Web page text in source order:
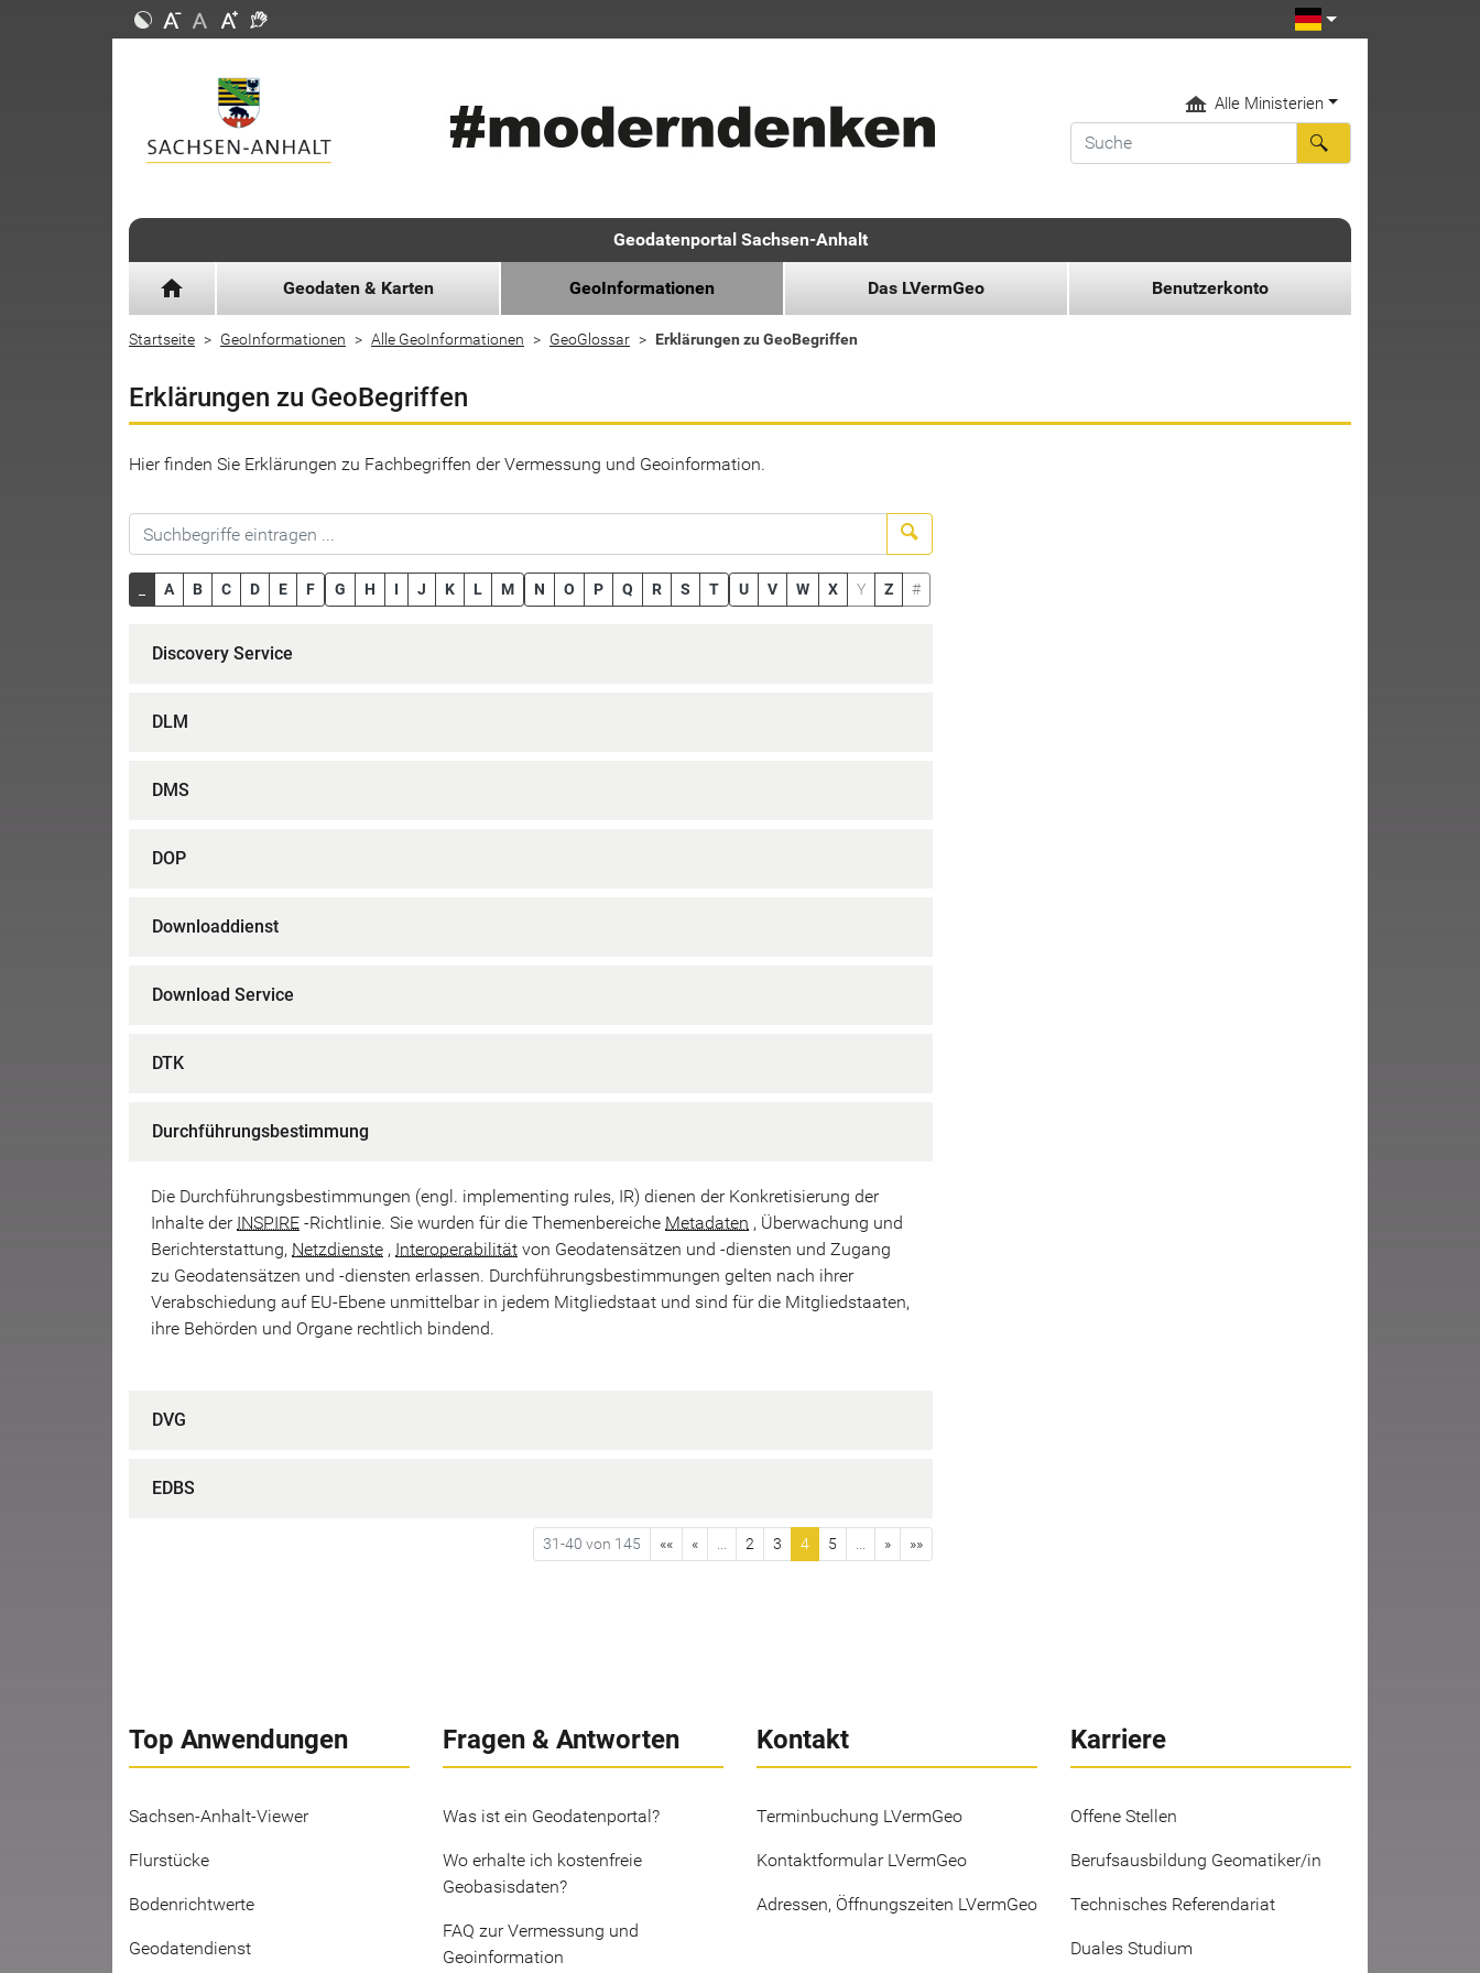
Alle Ministerien
Geodatenportal Sachsen-Anhalt
home Geodaten & Karten GeoInformationen Das LVermGeo Benutzerkonto
Startseite GeoInformationen Alle GeoInformationen GeoGlossar Erklärungen zu GeoBegriffen
Erklärungen zu GeoBegriffen
Hier finden Sie Erklärungen zu Fachbegriffen der Vermessung und Geoinformation.
A B C D E F G H I J K L M N O P Q R S T U V W X Y Z #
Discovery Service
DLM
DMS
DOP
Downloaddienst
Download Service
DTK
Durchführungsbestimmung
Die Durchführungsbestimmungen (engl. implementing rules, IR) dienen der Konkretisierung der
Inhalte der INSPIRE -Richtlinie. Sie wurden für die Themenbereiche Metadaten , Überwachung und
Berichterstattung, Netzdienste , Interoperabilität von Geodatensätzen und -diensten und Zugang
zu Geodatensätzen und -diensten erlassen. Durchführungsbestimmungen gelten nach ihrer
Verabschiedung auf EU-Ebene unmittelbar in jedem Mitgliedstaat und sind für die Mitgliedstaaten,
ihre Behörden und Organe rechtlich bindend.
DVG
EDBS
31-40 von 145 «« « 2 3 4 5 » »»
Top Anwendungen
Sachsen-Anhalt-Viewer
Flurstücke
Bodenrichtwerte
Geodatendienst
Fragen & Antworten
Was ist ein Geodatenportal?
Wo erhalte ich kostenfreie
Geobasisdaten?
FAQ zur Vermessung und
Geoinformation
Kontakt
Terminbuchung LVermGeo
Kontaktformular LVermGeo
Adressen, Öffnungszeiten LVermGeo
Karriere
Offene Stellen
Berufsausbildung Geomatiker/in
Technisches Referendariat
Duales Studium